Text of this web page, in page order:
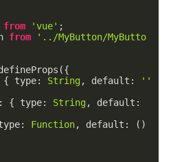
from 'vue' ;
from
'../MyButton/MyButto
{ type: String, default :
''
: { type: String, default
: Function, default :
()